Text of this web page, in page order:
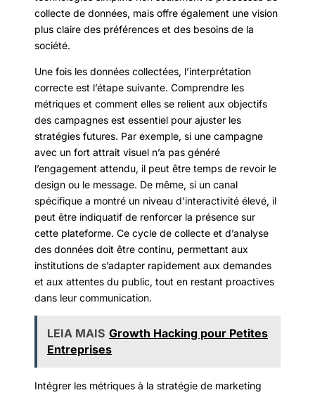
collecte de données, mais offre également une vision
plus claire des préférences et des besoins de la
société.
Une fois les données collectées, l’interprétation
correcte est l’étape suivante. Comprendre les
métriques et comment elles se relient aux objectifs
des campagnes est essentiel pour ajuster les
stratégies futures. Par exemple, si une campagne
avec un fort attrait visuel n’a pas généré
l’engagement attendu, il peut être temps de revoir le
design ou le message. De même, si un canal
spécifique a montré un niveau d’interactivité élevé, il
peut être indiquatif de renforcer la présence sur
cette plateforme. Ce cycle de collecte et d’analyse
des données doit être continu, permettant aux
institutions de s’adapter rapidement aux demandes
et aux attentes du public, tout en restant proactives
dans leur communication.
LEIA MAIS Growth Hacking pour Petites
Entreprises
Intégrer les métriques à la stratégie de marketing